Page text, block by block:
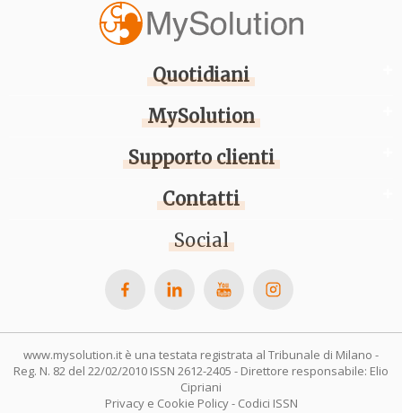
Quotidiani
MySolution
Supporto clienti
Contatti
Social
www.mysolution.it è una testata registrata al Tribunale di Milano -
Reg. N. 82 del 22/02/2010 ISSN 2612-2405 - Direttore responsabile: Elio
Cipriani
Privacy e Cookie Policy- Codici ISSN